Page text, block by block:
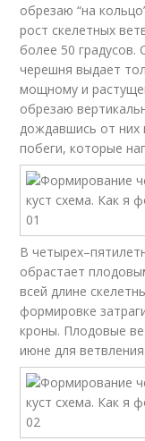
обрезаю “на
рост скелетных
более 50 градусов.
черешня выдает
мощному и
обрезаю
дождавшись от них
побеги, которые
В
обрастает
всей длине
формировке
кроны. Плодовые
июне для ветвления.